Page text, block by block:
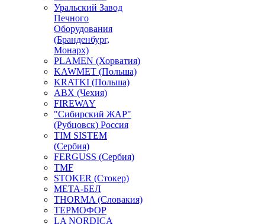
Уральский Завод
Печного
Оборудования
(Бранденбург,
Монарх)
PLAMEN (Хорватия)
KAWMET (Польша)
KRATKI (Польша)
ABX (Чехия)
FIREWAY
"Сибирский ЖАР"
(Рубцовск) Россия
TIM SISTEM
(Сербия)
FERGUSS (Сербия)
TMF
STOKER (Стокер)
МЕТА-БЕЛ
THORMA (Словакия)
ТЕРМОФОР
LA NORDICA